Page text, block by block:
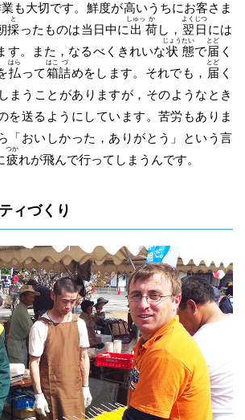
も大切です。 鮮度が高いうちにお客さま
採
と
ったものは当日中に 出
しゅっ
荷
か
し， 翌
よく
日
じつ
には
す。また，なるべくきれいな状
じょう
態
たい
で届
とど
く
払
はら
って箱
はこ
詰
づ
めをします。それでも， 届
とど
く
まうことがありますが，そのようなとき
を送るようにしています。苦労もありま
「おいしかった，ありがとう」という言
疲
つか
れが飛んで行ってしまうんです。
ィづくり